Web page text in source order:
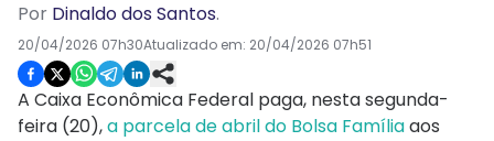
Por Dinaldo dos Santos.
20/04/2026 07h30Atualizado em: 20/04/2026 07h51
A Caixa Econômica Federal paga, nesta segunda-
feira (20),a parcela de abril do Bolsa Famíliaaos